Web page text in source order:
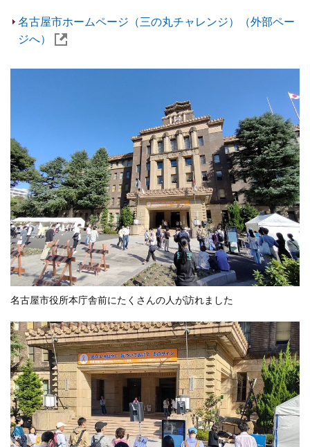
名古屋市ホームページ（三の丸チャレンジ）（外部ペー
ジへ）
名古屋市役所本庁舎前にたくさんの人が訪れました